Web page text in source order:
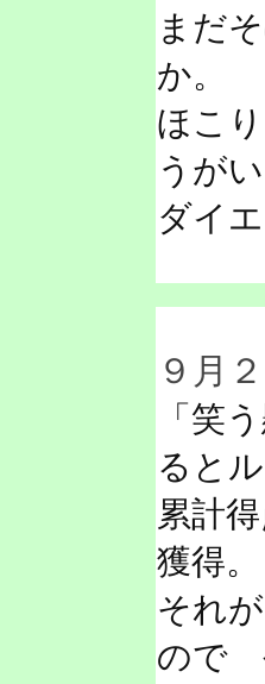
まだ
か。
ほこ
うが
ダイ
９月
「笑
ると
累計
獲得。
それ
ので